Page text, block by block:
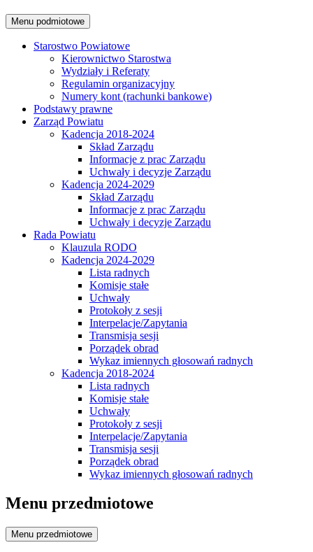
Menu podmiotowe
Starostwo Powiatowe
Kierownictwo Starostwa
Wydziały i Referaty
Regulamin organizacyjny
Numery kont (rachunki bankowe)
Podstawy prawne
Zarząd Powiatu
Kadencja 2018-2024
Skład Zarządu
Informacje z prac Zarządu
Uchwały i decyzje Zarządu
Kadencja 2024-2029
Skład Zarządu
Informacje z prac Zarządu
Uchwały i decyzje Zarządu
Rada Powiatu
Klauzula RODO
Kadencja 2024-2029
Lista radnych
Komisje stałe
Uchwały
Protokoły z sesji
Interpelacje/Zapytania
Transmisja sesji
Porządek obrad
Wykaz imiennych głosowań radnych
Kadencja 2018-2024
Lista radnych
Komisje stałe
Uchwały
Protokoły z sesji
Interpelacje/Zapytania
Transmisja sesji
Porządek obrad
Wykaz imiennych głosowań radnych
Menu przedmiotowe
Menu przedmiotowe